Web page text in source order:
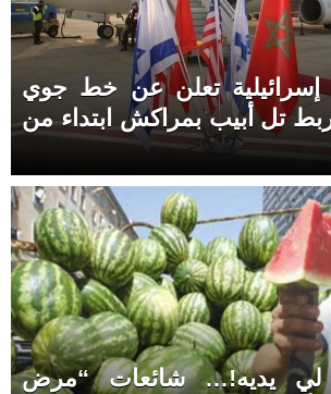
تعلن عن خط جوي
تل أبيب بمراكش ابتداء من
لي يديه!… شائعات “مرض